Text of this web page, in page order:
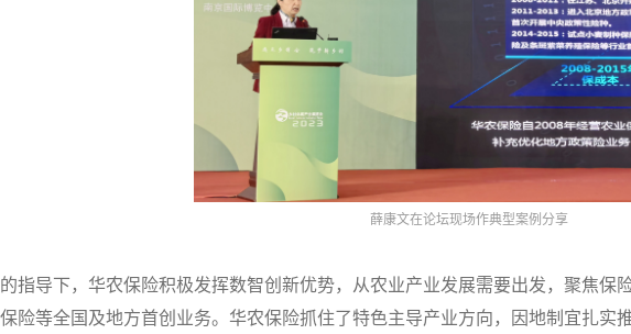
薛康文在论坛现场作典型案例分享
指导下，华农保险积极发挥数智创新优势，从农业产业发展需要出发，聚焦
险等全国及地方首创业务。华农保险抓住了特色主导产业方向，因地制宜扎